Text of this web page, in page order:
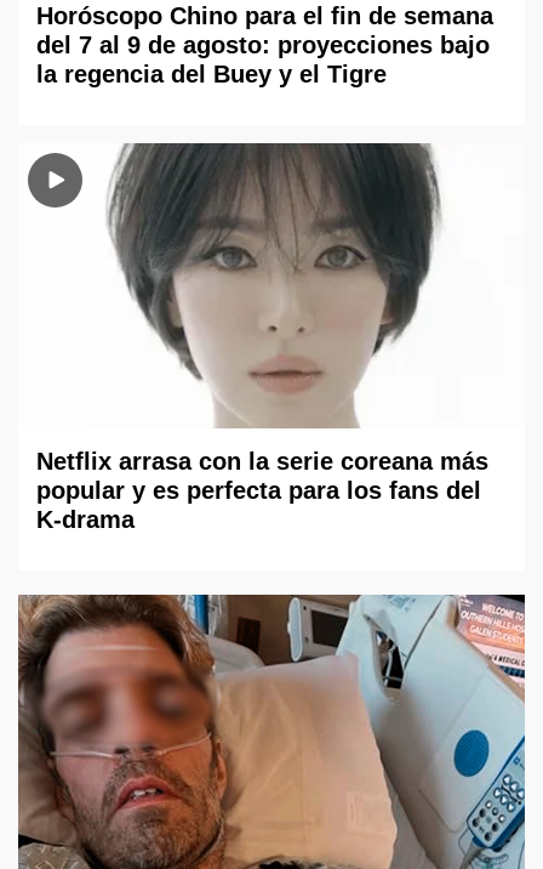
Horóscopo Chino para el fin de semana
del 7 al 9 de agosto: proyecciones bajo
la regencia del Buey y el Tigre
Netflix arrasa con la serie coreana más
popular y es perfecta para los fans del
K-drama